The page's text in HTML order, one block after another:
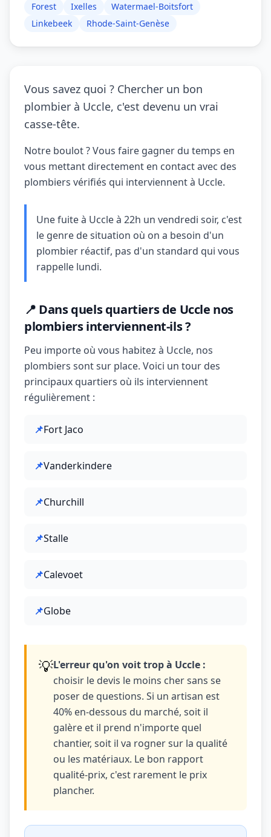
Forest Ixelles
Watermael-Boitsfort
Linkebeek
Rhode-Saint-Genèse
Vous savez quoi ? Chercher un bon
plombier à Uccle, c'est devenu un vrai
casse-tête.
Notre boulot ? Vous faire gagner du temps en
vous mettant directement en contact avec des
plombiers vérifiés qui interviennent à Uccle.
Une fuite à Uccle à 22h un vendredi soir, c'est
le genre de situation où on a besoin d'un
plombier réactif, pas d'un standard qui vous
rappelle lundi.
📍 Dans quels quartiers de Uccle nos
plombiers interviennent-ils ?
Peu importe où vous habitez à Uccle, nos
plombiers sont sur place. Voici un tour des
principaux quartiers où ils interviennent
régulièrement :
📌Fort Jaco
📌Vanderkindere
📌Churchill
📌Stalle
📌Calevoet
📌Globe
💡L'erreur qu'on voit trop à Uccle :
choisir le devis le moins cher sans se
poser de questions. Si un artisan est
40% en-dessous du marché, soit il
galère et il prend n'importe quel
chantier, soit il va rogner sur la qualité
ou les matériaux. Le bon rapport
qualité-prix, c'est rarement le prix
plancher.